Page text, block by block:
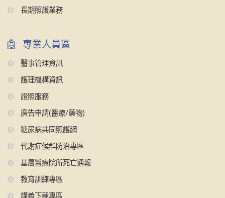
長期照護業務
專業人員區
醫事管理資訊
護理機構資訊
證照服務
廣告申請(醫療/藥物)
糖尿病共同照護網
代謝症候群防治專區
基層醫療院所死亡通報
教育訓練專區
講義下載專區